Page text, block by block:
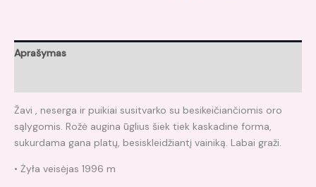
Aprašymas
Žavi , neserga ir puikiai susitvarko su besikeičiančiomis oro
sąlygomis. Rožė augina ūglius šiek tiek kaskadine forma,
sukurdama gana platų, besiskleidžiantį vainiką. Labai graži.
• Żyła veisėjas 1996 m